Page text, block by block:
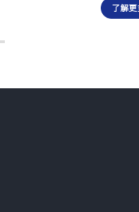
了解